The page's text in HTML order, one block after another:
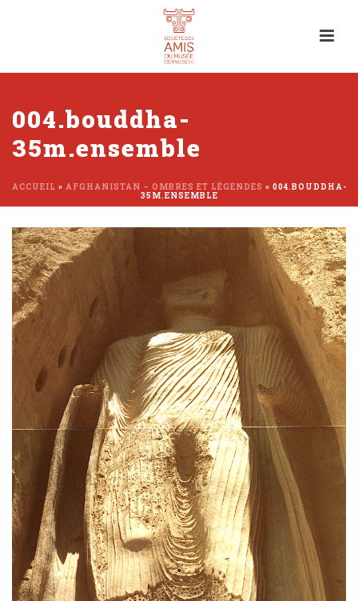
004.bouddha-
35m.ensemble
ACCUEIL » AFGHANISTAN – OMBRES ET LÉGENDES » 004.BOUDDHA-
35M.ENSEMBLE